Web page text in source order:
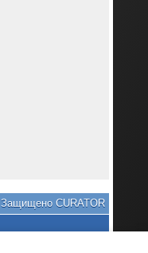
Защищено CURATOR